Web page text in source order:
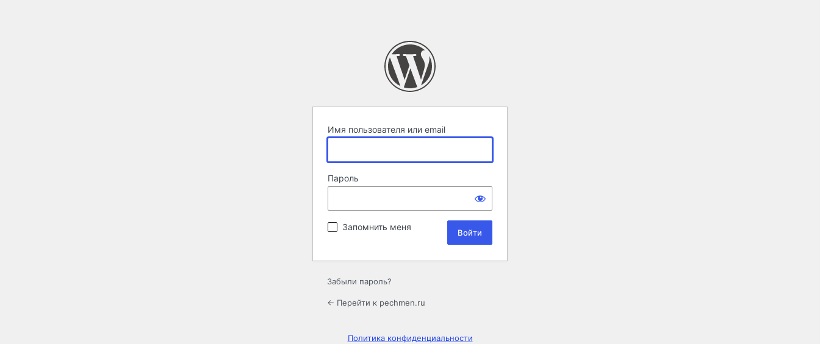
Имя пользователя или email
Пароль
Запомнить меня
Забыли пароль?
← Перейти к pechmen.ru
Политика конфиденциальности